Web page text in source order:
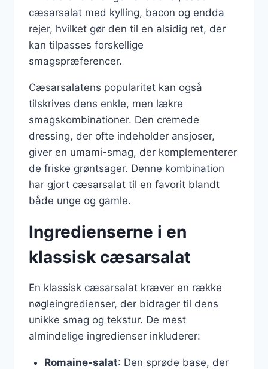
cæsarsalat med kylling, bacon og endda
rejer, hvilket gør den til en alsidig ret, der
kan tilpasses forskellige
smagspræferencer.
Cæsarsalatens popularitet kan også
tilskrives dens enkle, men lækre
smagskombinationer. Den cremede
dressing, der ofte indeholder ansjoser,
giver en umami-smag, der komplementerer
de friske grøntsager. Denne kombination
har gjort cæsarsalat til en favorit blandt
både unge og gamle.
Ingredienserne i en
klassisk cæsarsalat
En klassisk cæsarsalat kræver en række
nøgleingredienser, der bidrager til dens
unikke smag og tekstur. De mest
almindelige ingredienser inkluderer:
Romaine-salat: Den sprøde base, der